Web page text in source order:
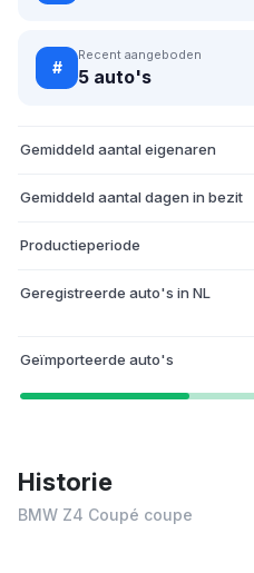
#
Recent aangeboden
5 auto's
Gemiddeld aantal eigenaren
Gemiddeld aantal dagen in bezit
Productieperiode
Geregistreerde auto's in NL
Geïmporteerde auto's
Historie
BMW Z4 Coupé coupe